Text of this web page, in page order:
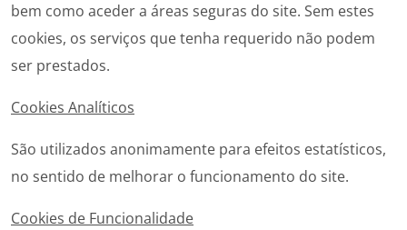
bem como aceder a​ áreas seguras do site. Sem estes
cookies, os serviços que tenha requerido não podem
ser prestados.
Cookies Analíticos
São utilizados anonimamente para efeitos estatísticos,
no sentido de melhorar o funcionamento do site.
Cookies de Funcionalidade